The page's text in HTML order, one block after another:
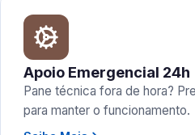
Apoio Emergencial 24h
Pane técnica fora de hora?
para manter o funcionamento.